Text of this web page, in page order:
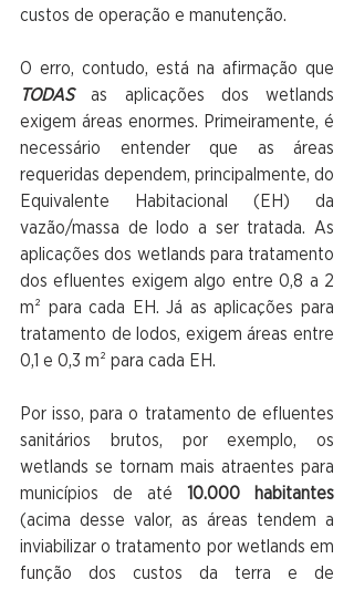
custos de operação e manutenção.
TODAS as aplicações dos wetlands
exigem áreas enormes. Primeiramente, é
necessário entender que as áreas
requeridas dependem, principalmente, do
Equivalente Habitacional (EH) da
vazão/massa de lodo a ser tratada. As
aplicações dos wetlands para tratamento
dos efluentes exigem algo entre 0,8 a 2
m² para cada EH. Já as aplicações para
tratamento de lodos, exigem áreas entre
0,1 e 0,3 m² para cada EH.
Por isso, para o tratamento de efluentes
sanitários brutos, por exemplo, os
wetlands se tornam mais atraentes para
municípios de até 10.000 habitantes
(acima desse valor, as áreas tendem a
inviabilizar o tratamento por wetlands em
função dos custos da terra e de